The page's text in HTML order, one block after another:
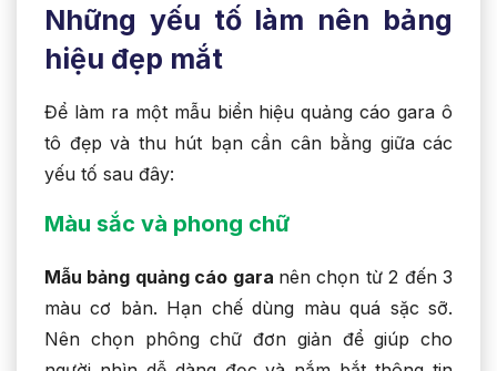
Những yếu tố làm nên bảng
hiệu đẹp mắt
Để làm ra một mẫu biển hiệu quảng cáo gara ô
tô đẹp và thu hút bạn cần cân bằng giữa các
yếu tố sau đây:
Màu sắc và phong chữ
Mẫu bảng quảng cáo gara nên chọn từ 2 đến 3
màu cơ bản. Hạn chế dùng màu quá sặc sỡ.
Nên chọn phông chữ đơn giản để giúp cho